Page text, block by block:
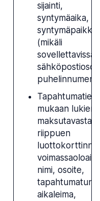
sijainti,
syntymäaika,
syntymäpaikka
(mikäli
sovellettavissa),
puhelinnumero
mukaan lukien
riippuen
luottokorttinne,
nimi, osoite,
aikaleima,